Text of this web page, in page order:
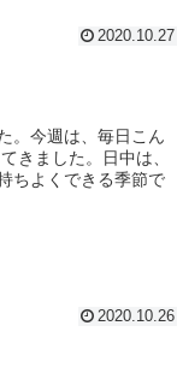
2020.10.27
。今週は、毎日こん
きました。日中は、
ちよくできる季節で
2020.10.26